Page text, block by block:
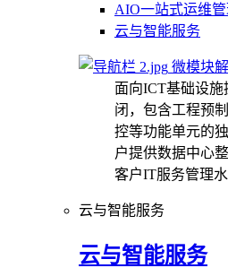
AIO一站式运维
云与智能服务
微模块
面向ICT基础设
闭，包含工程预
控等功能单元的
户提供数据中心
客户IT服务管理水
云与智能服务
云与智能服务